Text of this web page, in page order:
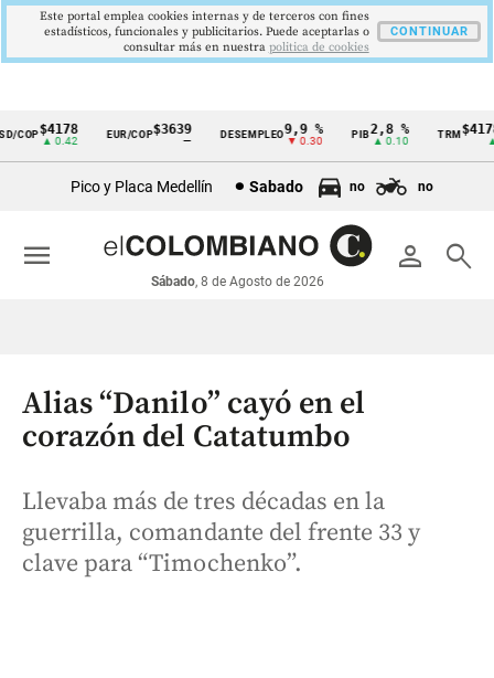
Cintillo
económicos
Colombia
COP$4178
▲ 0.42
EUR/COP$3639 DESEMPLEO 9,9 %
▼ 0.30
PIB2,8 %
▲ 0.10
TRM
▲
Pico y Placa Medellín Sabado no no
person search
Sábado, 8 de Agosto de 2026
menu
Alias “Danilo” cayó en el
corazón del Catatumbo
Llevaba más de tres décadas en la
guerrilla, comandante del frente 33 y
clave para “Timochenko”.
Este portal emplea cookies internas y de terceros con fines
estadísticos, funcionales y publicitarios. Puede aceptarlas o
consultar más en nuestra politica de cookies
CONTINUAR